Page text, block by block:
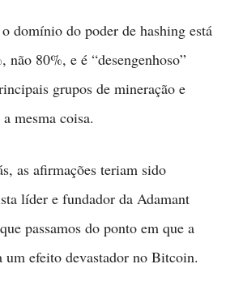
domínio do poder de hashing está
não 80%, e é “desengenhoso”
grupos de mineração e
mesma coisa.
as afirmações teriam sido
líder e fundador da Adamant
passamos do ponto em que a
um efeito devastador no Bitcoin.